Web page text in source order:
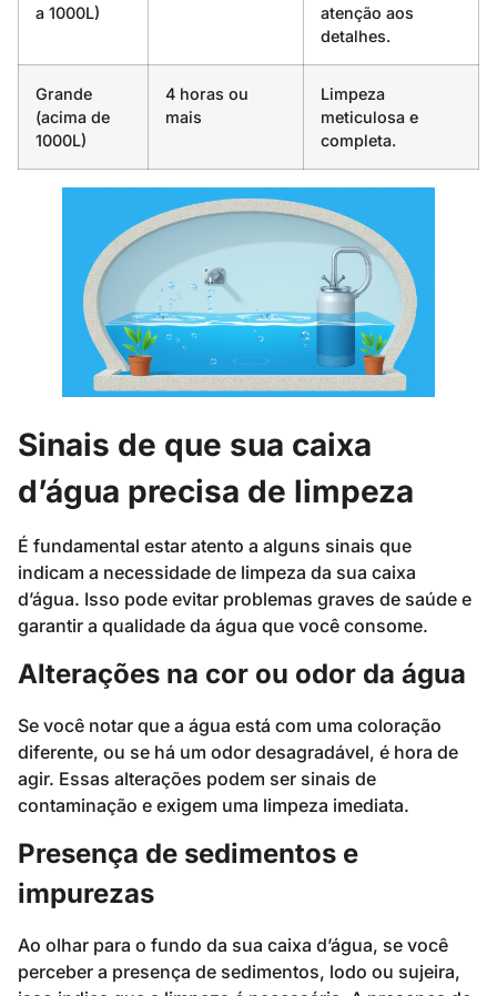
a 1000L)
atenção aos
detalhes.
Grande
(acima de
1000L)
4 horas ou
mais
Limpeza
meticulosa e
completa.
Sinais de que sua caixa
d’água precisa de limpeza
É fundamental estar atento a alguns sinais que
indicam a necessidade de limpeza da sua caixa
d’água. Isso pode evitar problemas graves de saúde e
garantir a qualidade da água que você consome.
Alterações na cor ou odor da água
Se você notar que a água está com uma coloração
diferente, ou se há um odor desagradável, é hora de
agir. Essas alterações podem ser sinais de
contaminação e exigem uma limpeza imediata.
Presença de sedimentos e
impurezas
Ao olhar para o fundo da sua caixa d’água, se você
perceber a presença de sedimentos, lodo ou sujeira,